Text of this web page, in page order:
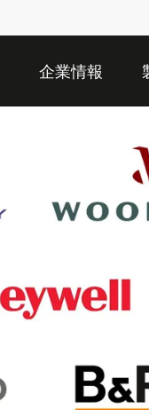
企業情報